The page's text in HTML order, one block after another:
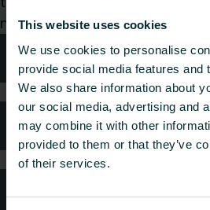
This website uses cookies
We use cookies to personalise
provide social media features and
We also share information about
our social media, advertising and
may combine it with other
provided to them or that they’ve
of their services.
me hoidamme pyyntösi
Tekniken neuvonta
Usein kysytyt
Oletko kuluttaja?